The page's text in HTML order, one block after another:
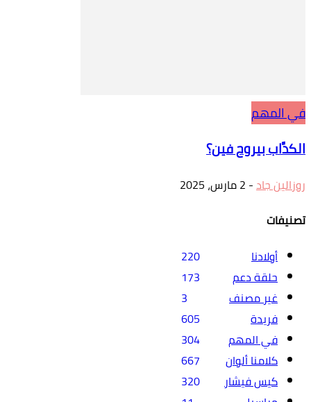
في المهم
الكدَّاب بيروح فين؟
روزالين جاد- 2 مارس، 2025
تصنيفات
أولادنا
220
حلقة دعم
173
غير مصنف
3
فريدة
605
في المهم
304
كلامنا ألوان
667
كيس فيشار
320